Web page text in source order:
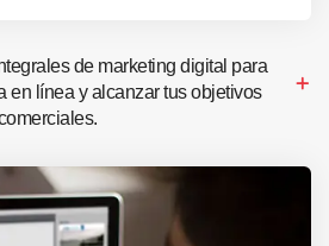
de marketing digital para
en línea y alcanzar tus objetivos